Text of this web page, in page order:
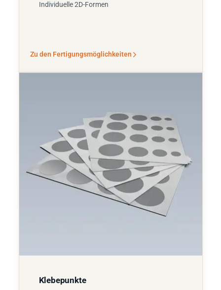
Individuelle 2D-Formen
Zu den Fertigungsmöglichkeiten
Klebepunkte